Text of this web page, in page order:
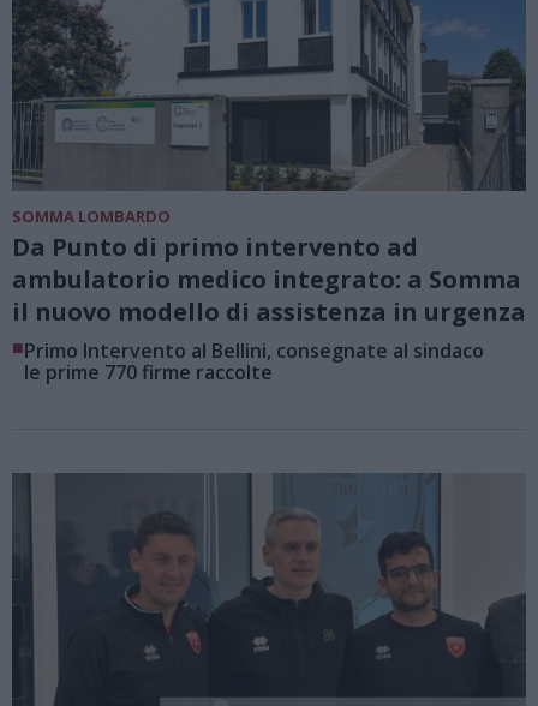
SOMMA LOMBARDO
Da Punto di primo intervento ad
ambulatorio medico integrato: a Somma
il nuovo modello di assistenza in urgenza
■Primo Intervento al Bellini, consegnate al sindaco
le prime 770 firme raccolte